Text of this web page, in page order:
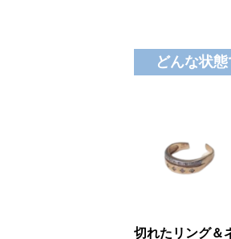
どんな状
切れたリング＆